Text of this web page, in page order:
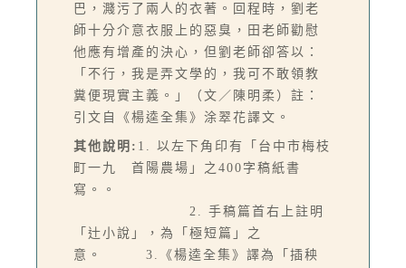
巴，濺污了兩人的衣著。回程時，劉老
師十分介意衣服上的惡臭，田老師勸慰
他應有增產的決心，但劉老師卻答以：
「不行，我是弄文學的，我可不敢領教
糞便現實主義。」（文／陳明柔）註：
引文自《楊逵全集》涂翠花譯文。
其他說明: 1. 以左下角印有「台中市梅枝
町一九 首陽農場」之400字稿紙書
寫。。
2. 手稿篇首右上註明
「辻小說」，為「極短篇」之
意。 3.《楊逵全集》譯為「插秧